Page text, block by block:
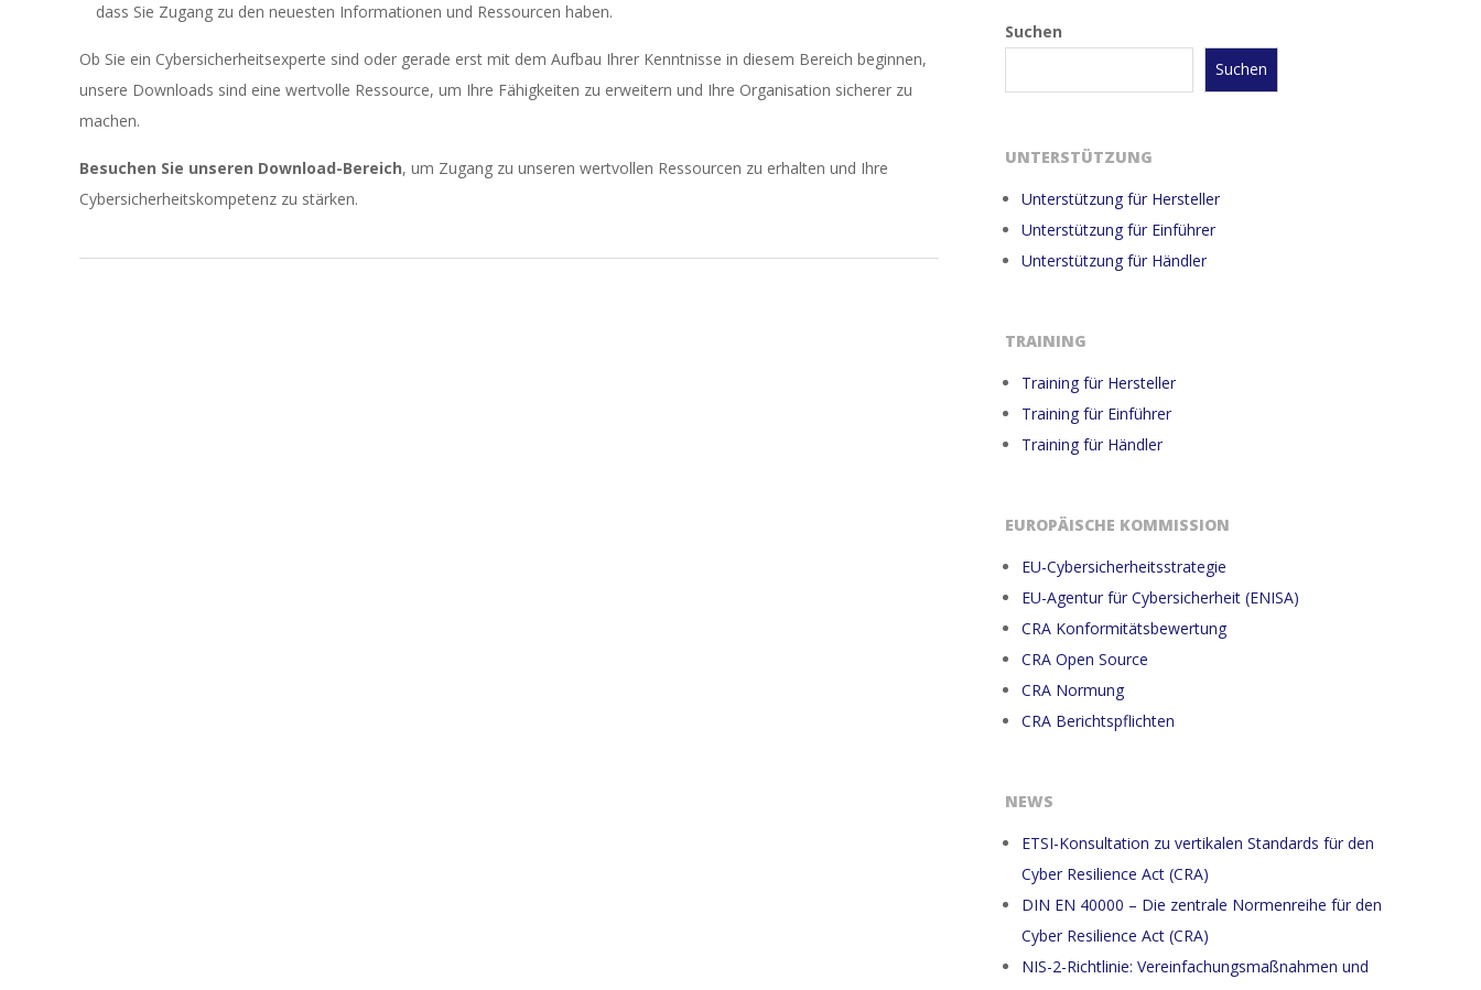
dass Sie Zugang zu den neuesten Informationen und Ressourcen haben.
Ob Sie ein Cybersicherheitsexperte sind oder gerade erst mit dem Aufbau Ihrer Kenntnisse in diesem Bereich beginnen,
unsere Downloads sind eine wertvolle Ressource, um Ihre Fähigkeiten zu erweitern und Ihre Organisation sicherer zu
machen.
Besuchen Sie unseren Download-Bereich, um Zugang zu unseren wertvollen Ressourcen zu erhalten und Ihre
Cybersicherheitskompetenz zu stärken.
Suchen
Suchen
UNTERSTÜTZUNG
Unterstützung für Hersteller
Unterstützung für Einführer
Unterstützung für Händler
TRAINING
Training für Hersteller
Training für Einführer
Training für Händler
EUROPÄISCHE KOMMISSION
EU-Cybersicherheitsstrategie
EU-Agentur für Cybersicherheit (ENISA)
CRA Konformitätsbewertung
CRA Open Source
CRA Normung
CRA Berichtspflichten
NEWS
ETSI-Konsultation zu vertikalen Standards für den
Cyber Resilience Act (CRA)
DIN EN 40000 – Die zentrale Normenreihe für den
Cyber Resilience Act (CRA)
NIS-2-Richtlinie: Vereinfachungsmaßnahmen und